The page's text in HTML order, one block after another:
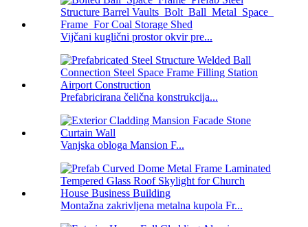
Vijčani kuglični prostor okvir pre...
Prefabricirana čelična konstrukcija...
Vanjska obloga Mansion F...
Montažna zakrivljena metalna kupola Fr...